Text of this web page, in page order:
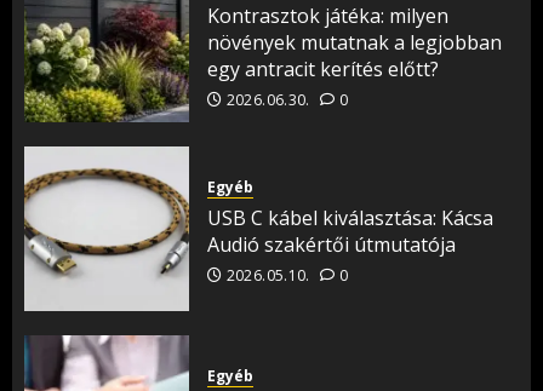
Kontrasztok játéka: milyen
növények mutatnak a legjobban
egy antracit kerítés előtt?
2026.06.30. 0
Egyéb
USB C kábel kiválasztása: Kácsa
Audió szakértői útmutatója
2026.05.10. 0
Egyéb